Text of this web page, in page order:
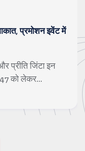
पत्नी सुनीता से
नंबर 1 कहे जाने